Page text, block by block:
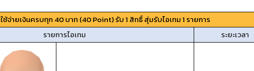
ใช้จ่ายเงินครบทุก 40 บาท (40 Point) รับ 1 สิทธิ์ สุ่มรับไอเทม 1 รายการ
รายการไอเทม
ระยะเวลา